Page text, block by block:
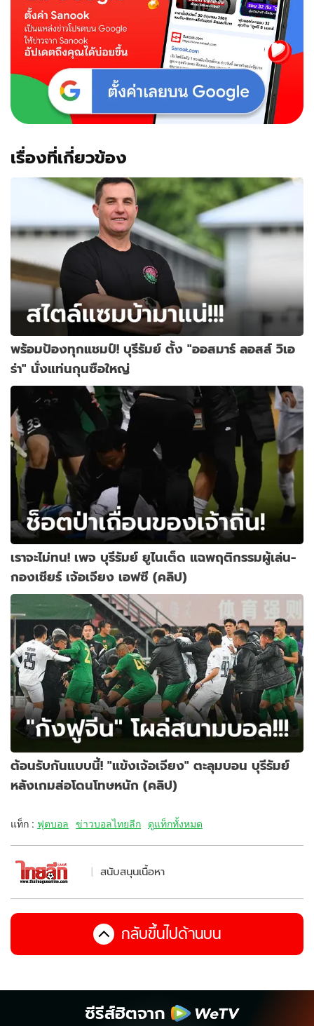
เรื่องที่เกี่ยวข้อง
พร้อมป้องทุกแชมป์! บุรีรัมย์ ตั้ง "ออสมาร์ ลอสส์ วิเอ
ร่า" นั่งแท่นกุนซือใหญ่
เราจะไม่ทน! เพจ บุรีรัมย์ ยูไนเต็ด แฉพฤติกรรมผู้เล่น-
กองเชียร์ เจ้อเจียง เอฟซี (คลิป)
ต้อนรับกันแบบนี้! "แข้งเจ้อเจียง" ตะลุมบอน บุรีรัมย์
หลังเกมส่อโดนโทษหนัก (คลิป)
แท็ก : ฟุตบอล ข่าวบอลไทยลีก ดูแท็กทั้งหมด
สนับสนุนเนื้อหา
กลับขึ้นไปด้านบน
ซีรีส์ฮิตจาก